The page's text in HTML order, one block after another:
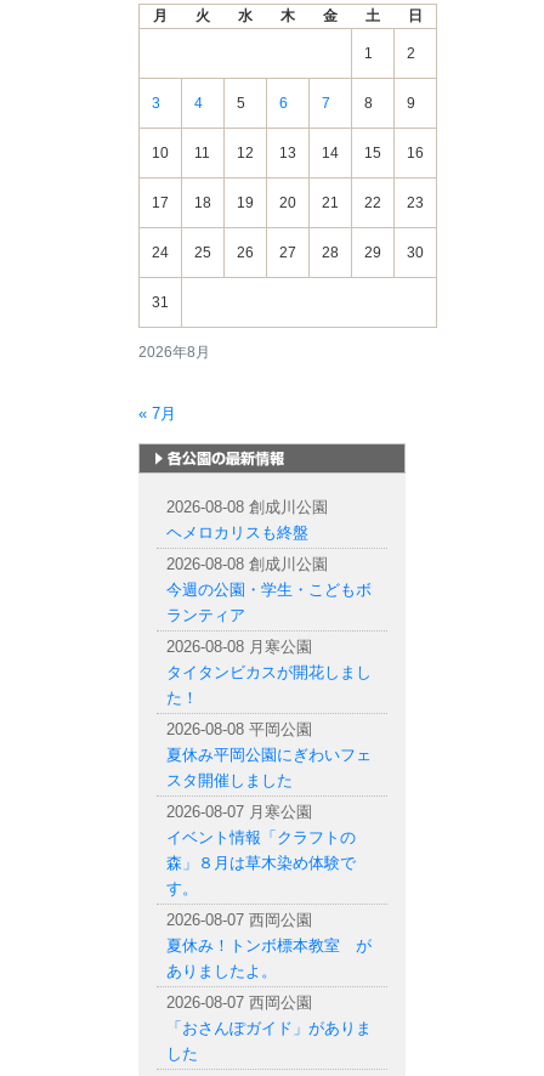
2026年8月
月 火 水 木 金 土 日
1 2
3 4 5 6 7 8 9
10 11 12 13 14 15 16
17 18 19 20 21 22 23
24 25 26 27 28 29 30
31
« 7月
2026-08-08 創成川公園
ヘメロカリスも終盤
2026-08-08 創成川公園
今週の公園・学生・こどもボ
ランティア
2026-08-08 月寒公園
タイタンビカスが開花しまし
た！
2026-08-08 平岡公園
夏休み平岡公園にぎわいフェ
スタ開催しました
2026-08-07 月寒公園
イベント情報「クラフトの
森」８月は草木染め体験で
す。
2026-08-07 西岡公園
夏休み！トンボ標本教室 が
ありましたよ。
2026-08-07 西岡公園
「おさんぽガイド」がありま
した